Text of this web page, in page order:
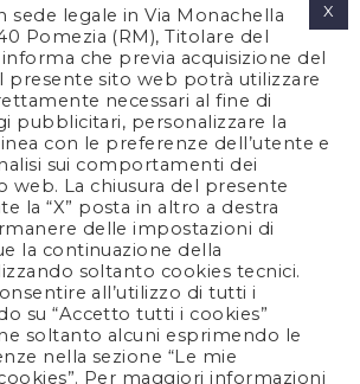
PRIVACY POLICY
COOKIES POLICY
NOTE LEGALI
CONTATTACI
FOLLOW US
sede legale in Via Monachella
Pomezia (RM), Titolare del
che previa acquisizione del
presente sito web potrà utilizzare
necessari al fine di
pubblicitari, personalizzare la
con le preferenze dell’utente e
sui comportamenti dei
web. La chiusura del presente
la “X” posta in altro a destra
delle impostazioni di
la continuazione della
soltanto cookies tecnici.
all’utilizzo di tutti i
su “Accetto tutti i cookies”
soltanto alcuni esprimendo le
nella sezione “Le mie
Per maggiori informazioni
X